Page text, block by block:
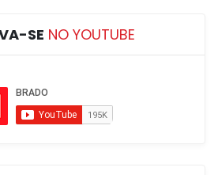
SE NO YOUTUBE